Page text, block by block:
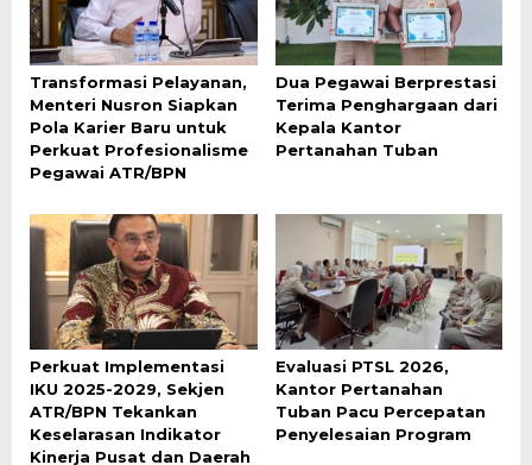
Transformasi Pelayanan,
Menteri Nusron Siapkan
Pola Karier Baru untuk
Perkuat Profesionalisme
Pegawai ATR/BPN
Dua Pegawai Berprestasi
Terima Penghargaan dari
Kepala Kantor
Pertanahan Tuban
Perkuat Implementasi
IKU 2025-2029, Sekjen
ATR/BPN Tekankan
Keselarasan Indikator
Kinerja Pusat dan Daerah
Evaluasi PTSL 2026,
Kantor Pertanahan
Tuban Pacu Percepatan
Penyelesaian Program